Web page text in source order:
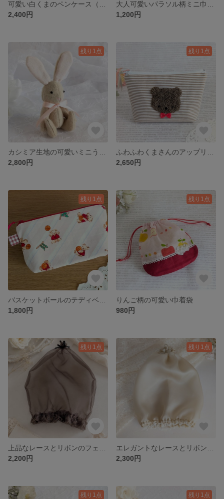
2,400円
1,200円
残り1点
2,800円
残り1点
2,650円
残り1点
1,800円
残り1点
りんご柄の可愛い巾着袋
980円
残り1点
2,200円
残り1点
2,300円
残り1点 残り1点